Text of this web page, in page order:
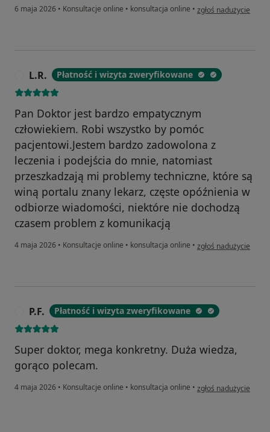
6 maja 2026 • Konsultacje online • konsultacja online • w opinii użytkownika
zgłoś nadużycie
L.R. Płatność i wizyta zweryfikowane
Pan Doktor jest bardzo empatycznym
człowiekiem. Robi wszystko by pomóc
pacjentowi.Jestem bardzo zadowolona z
leczenia i podejścia do mnie, natomiast
przeszkadzają mi problemy techniczne, które są
winą portalu znany lekarz, częste opóźnienia w
odbiorze wiadomości, niektóre nie dochodzą
czasem problem z komunikacją
4 maja 2026 • Konsultacje online • konsultacja online • w opinii użytkownika
zgłoś nadużycie
P.F. Płatność i wizyta zweryfikowane
Super doktor, mega konkretny. Duża wiedza,
gorąco polecam.
4 maja 2026 • Konsultacje online • konsultacja online • w opinii użytkownika
zgłoś nadużycie